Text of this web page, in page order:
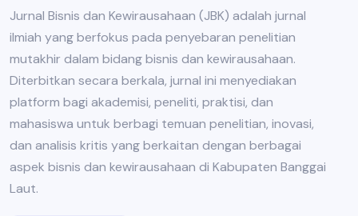
Jurnal Bisnis dan Kewirausahaan (JBK) adalah jurnal
ilmiah yang berfokus pada penyebaran penelitian
mutakhir dalam bidang bisnis dan kewirausahaan.
Diterbitkan secara berkala, jurnal ini menyediakan
platform bagi akademisi, peneliti, praktisi, dan
mahasiswa untuk berbagi temuan penelitian, inovasi,
dan analisis kritis yang berkaitan dengan berbagai
aspek bisnis dan kewirausahaan di Kabupaten Banggai
Laut.